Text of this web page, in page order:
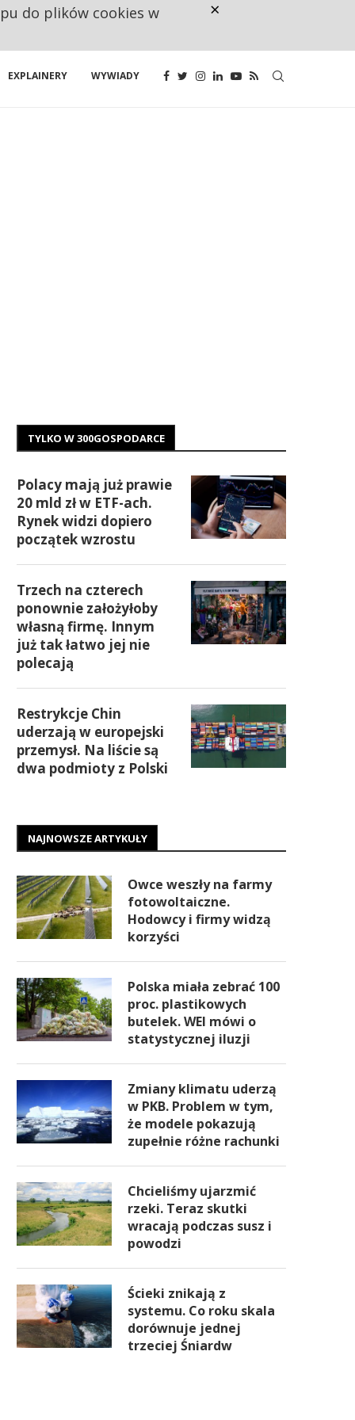
EXPLAINERY WYWIADY
TYLKO W 300GOSPODARCE
Polacy mają już prawie
20 mld zł w ETF-ach.
Rynek widzi dopiero
początek wzrostu
Trzech na czterech
ponownie założyłoby
własną firmę. Innym
już tak łatwo jej nie
polecają
Restrykcje Chin
uderzają w europejski
przemysł. Na liście są
dwa podmioty z Polski
NAJNOWSZE ARTYKUŁY
Owce weszły na farmy
fotowoltaiczne.
Hodowcy i firmy widzą
korzyści
Polska miała zebrać 100
proc. plastikowych
butelek. WEI mówi o
statystycznej iluzji
Zmiany klimatu uderzą
w PKB. Problem w tym,
że modele pokazują
zupełnie różne rachunki
Chcieliśmy ujarzmić
rzeki. Teraz skutki
wracają podczas susz i
powodzi
Ścieki znikają z
systemu. Co roku skala
dorównuje jednej
trzeciej Śniardw
do plików cookies w ×